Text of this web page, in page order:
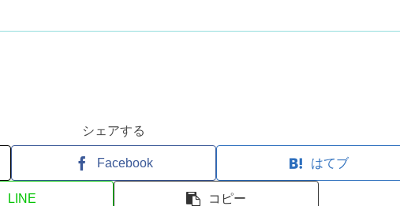
シェアする
Facebook はてブ
LINE コピー